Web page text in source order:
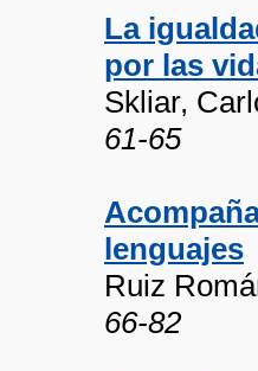
La
por las
Skliar,
61-65
lenguajes
Ruiz
66-82